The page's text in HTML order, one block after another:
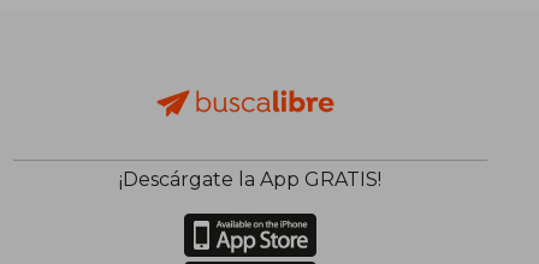
¡Descárgate la App GRATIS!